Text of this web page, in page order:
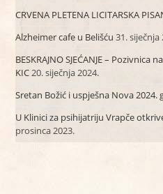
CRVENA PLETENA LICITARSKA
Alzheimer cafe u Belišću 31. siječnja
BESKRAJNO SJEĆANJE –
KIC20. siječnja 2024.
Sretan Božić i uspješna Nova 2024.
U Klinici za psihijatriju Vrapče
prosinca 2023.